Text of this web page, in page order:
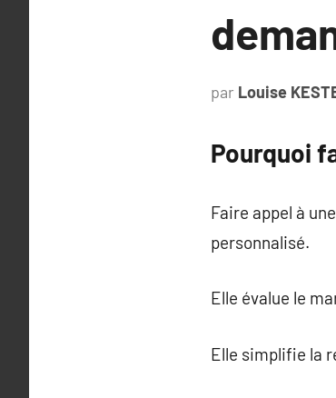
par Louise
Pourquoi
Faire appel à
personnalisé.
Elle évalue le
Elle simplifie la